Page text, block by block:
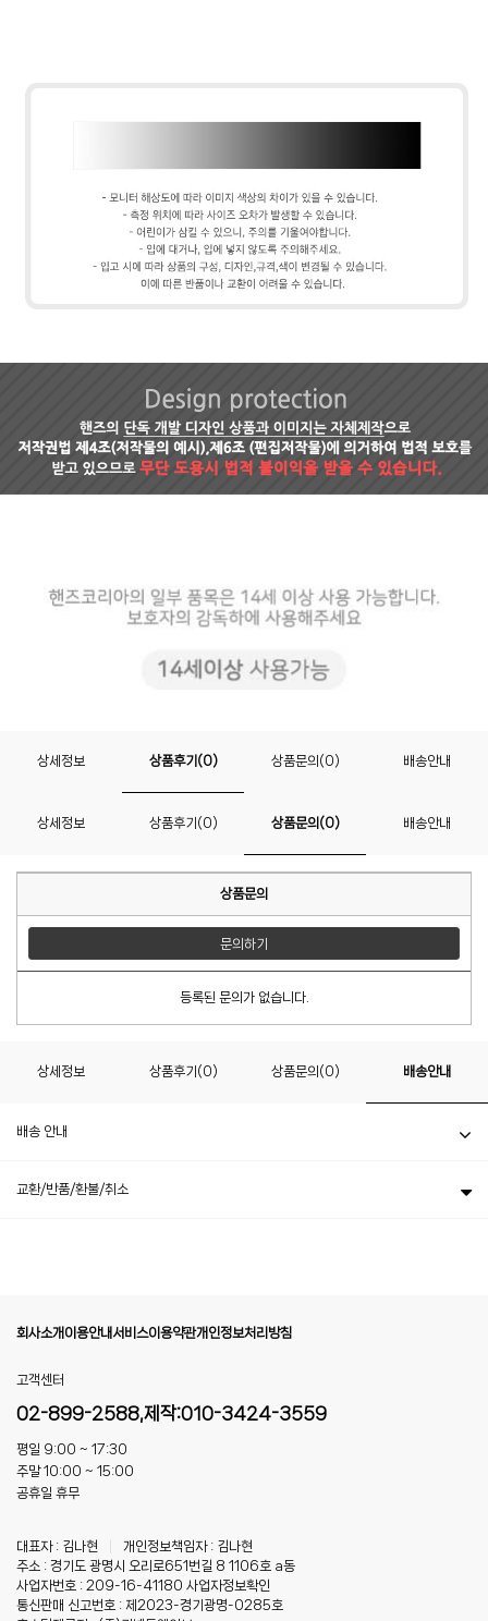
상세정보 상품후기(0) 상품문의(0) 배송안내
상세정보 상품후기(0) 상품문의(0) 배송안내
상품문의
문의하기
등록된 문의가 없습니다.
상세정보 상품후기(0) 상품문의(0) 배송안내
배송 안내
교환/반품/환불/취소
회사소개 이용안내서비스이용약관개인정보처리방침
고객센터
02-899-2588,제작:010-3424-3559
평일 9:00 ~ 17:30
주말 10:00 ~ 15:00
공휴일 휴무
대표자 : 김나현
개인정보책임자 : 김나현
주소 : 경기도 광명시 오리로651번길 8 1106호 a동
사업자번호 : 209-16-41180 사업자정보확인
통신판매 신고번호 : 제2023-경기광명-0285호